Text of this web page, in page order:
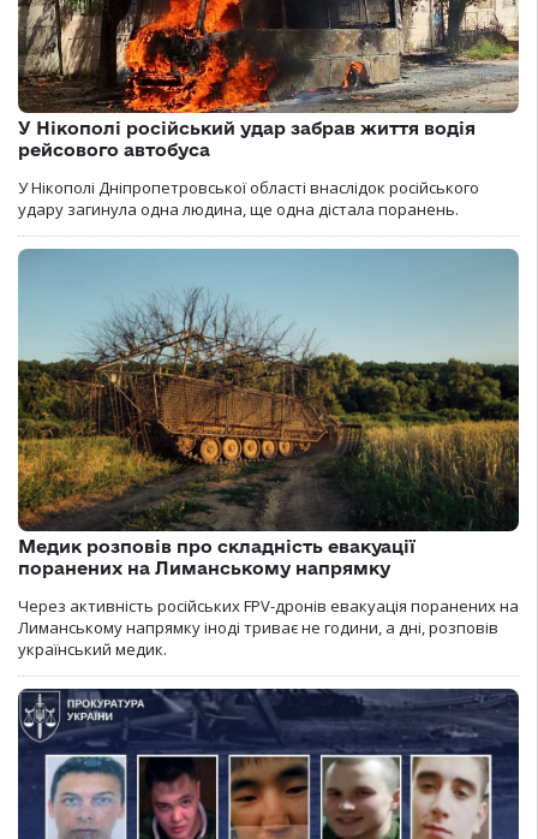
У Нікополі російський удар забрав життя водія
рейсового автобуса
У Нікополі Дніпропетровської області внаслідок російського
удару загинула одна людина, ще одна дістала поранень.
Медик розповів про складність евакуації
поранених на Лиманському напрямку
Через активність російських FPV-дронів евакуація поранених на
Лиманському напрямку іноді триває не години, а дні, розповів
український медик.